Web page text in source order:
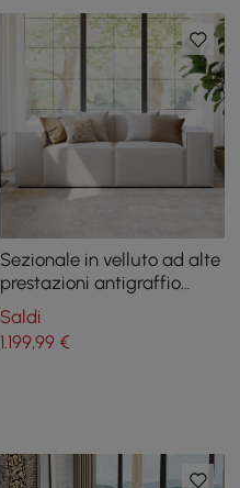
Sezionale in velluto ad alte
prestazioni antigraffio
modulare da 2200 mm in 2
pezzi
Saldi
1.199,99€